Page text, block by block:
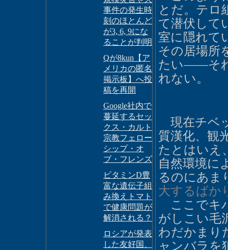
事件の発生時
刻のほとんど
が3, 6, 9にな
ることが判明
Qが8kun【ア
メリカの匿名
掲示板】へ投
稿を再開
Google社内で
蔓延するセッ
クス・カルト
宗教フェロー
シップ・オ
ブ・フレンズ
ビタミンD豊
富な遺伝子組
み換えトマト
で健康問題が
解消される？
ロシアが発表
した友好国、
とだ。テロ
て潜伏して
室に隠れて
その居場所
たい――そ
れない。
現在チベ
質漢化、観
たとはいえ
自然環境に
るのにあま
大するばか
ここでキ
がしこい毛
わだかまり
ャンバラを